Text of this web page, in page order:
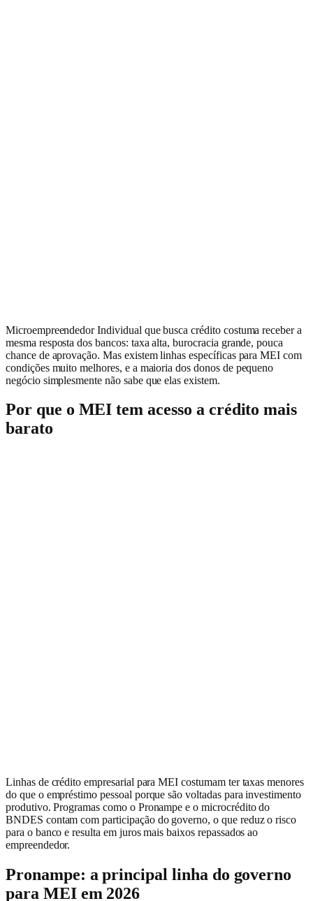
Microempreendedor Individual que busca crédito costuma receber a
mesma resposta dos bancos: taxa alta, burocracia grande, pouca
chance de aprovação. Mas existem linhas específicas para MEI com
condições muito melhores, e a maioria dos donos de pequeno
negócio simplesmente não sabe que elas existem.
Por que o MEI tem acesso a crédito mais
barato
Linhas de crédito empresarial para MEI costumam ter taxas menores
do que o empréstimo pessoal porque são voltadas para investimento
produtivo. Programas como o Pronampe e o microcrédito do
BNDES contam com participação do governo, o que reduz o risco
para o banco e resulta em juros mais baixos repassados ao
empreendedor.
Pronampe: a principal linha do governo
para MEI em 2026